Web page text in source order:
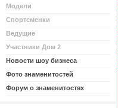
Модели
Спортсменки
Ведущие
Участники Дом 2
Новости шоу бизнеса
Фото знаменитостей
Форум о знаменитостях